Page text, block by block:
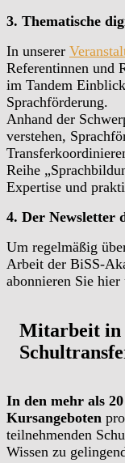
3. Thematische
In unserer
Referentinnen und
im Tandem
Sprachförderung.
Anhand der
verstehen,
Reihe
Expertise und
4. Der Newsletter
Um regelmäßig
Arbeit der BiSS-
abonnieren Sie hier
Mitarbeit in
In den mehr als
Kursangeboten
teilnehmenden
Wissen zu